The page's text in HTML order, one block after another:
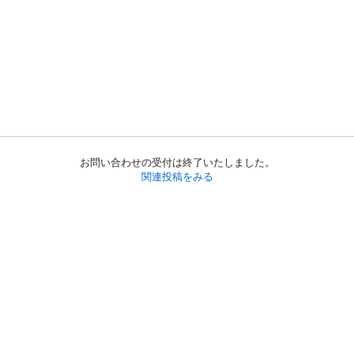
お問い合わせの受付は終了いたしました。
関連投稿をみる